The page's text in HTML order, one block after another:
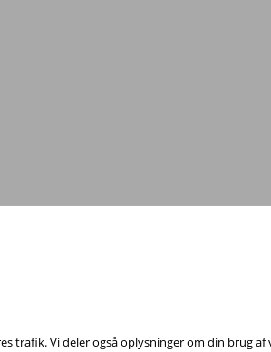
trafik. Vi deler også oplysninger om din brug